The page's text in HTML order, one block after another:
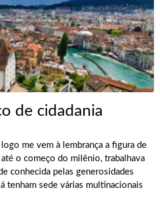
de cidadania
me vem à lembrança a figura de
o começo do milênio, trabalhava
conhecida pelas generosidades
tenham sede várias multinacionais